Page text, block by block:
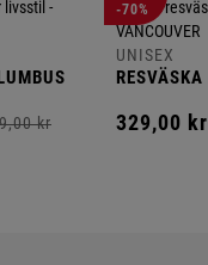
00 kr
-70%
UNISEX
RESVÄSKA
329,00 kr